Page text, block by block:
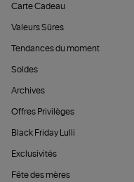
Carte Cadeau
Valeurs Sûres
Tendances du moment
Soldes
Archives
Offres Privilèges
Black Friday Lulli
Exclusivités
Fête des mères